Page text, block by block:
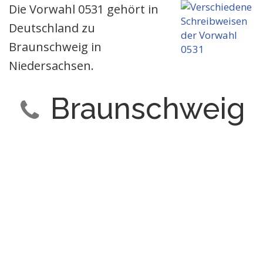
Die Vorwahl 0531 gehört in
Deutschland zu
Braunschweig in
Niedersachsen.
Braunschweig